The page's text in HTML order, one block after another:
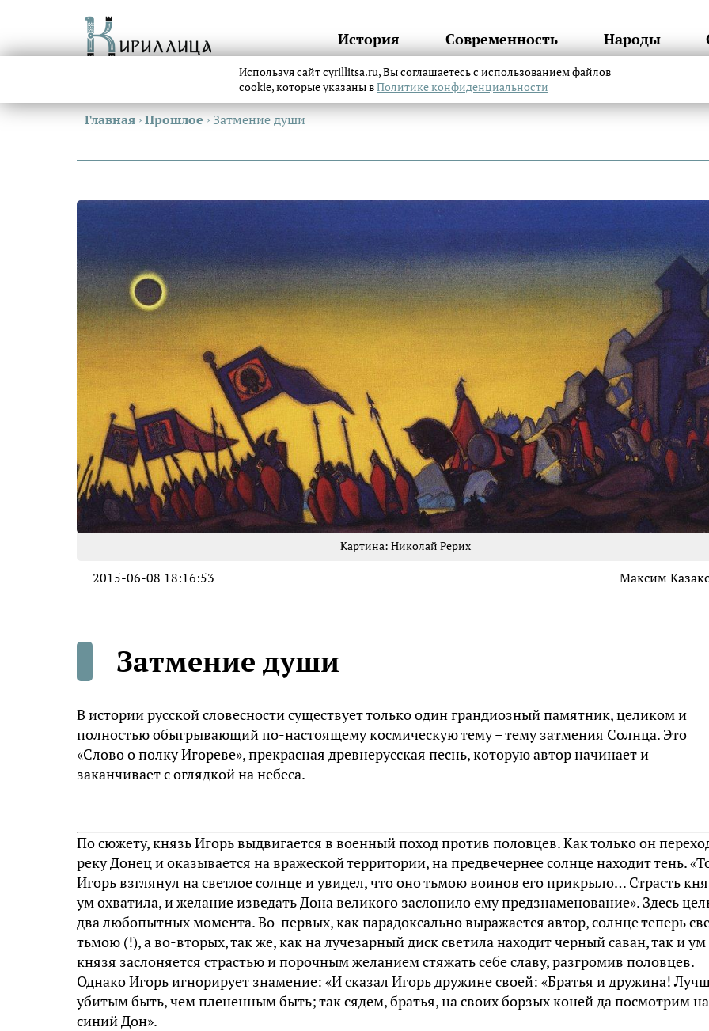
История Современность Народы
Главная ›Прошлое › Затмение души
Картина: Николай Рерих
2015-06-08 18:16:53 Максим
Затмение души
В истории русской словесности существует только один грандиозный памятник, целиком и
полностью обыгрывающий по-настоящему космическую тему – тему затмения Солнца. Это
«Слово о полку Игореве», прекрасная древнерусская песнь, которую автор начинает и
заканчивает с оглядкой на небеса.
По сюжету, князь Игорь выдвигается в военный поход против половцев. Как только он
реку Донец и оказывается на вражеской территории, на предвечернее солнце находит тень.
Игорь взглянул на светлое солнце и увидел, что оно тьмою воинов его прикрыло… Страсть
ум охватила, и желание изведать Дона великого заслонило ему предзнаменование». Здесь
два любопытных момента. Во-первых, как парадоксально выражается автор, солнце теперь
тьмою (!), а во-вторых, так же, как на лучезарный диск светила находит черный саван, так и ум
князя заслоняется страстью и порочным желанием стяжать себе славу, разгромив половцев.
Однако Игорь игнорирует знамение: «И сказал Игорь дружине своей: «Братья и дружина!
убитым быть, чем плененным быть; так сядем, братья, на своих борзых коней да посмотрим на
синий Дон».
Используя сайт cyrillitsa.ru, Вы соглашаетесь с использованием файлов
cookie, которые указаны вПолитике конфиденциальности